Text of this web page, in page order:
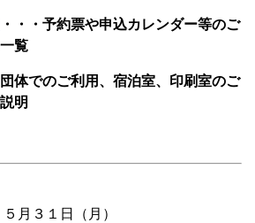
・・・予約票や申込カレンダー等のご
覧
体でのご利用、宿泊室、印刷室のご
明
月３１日（月）